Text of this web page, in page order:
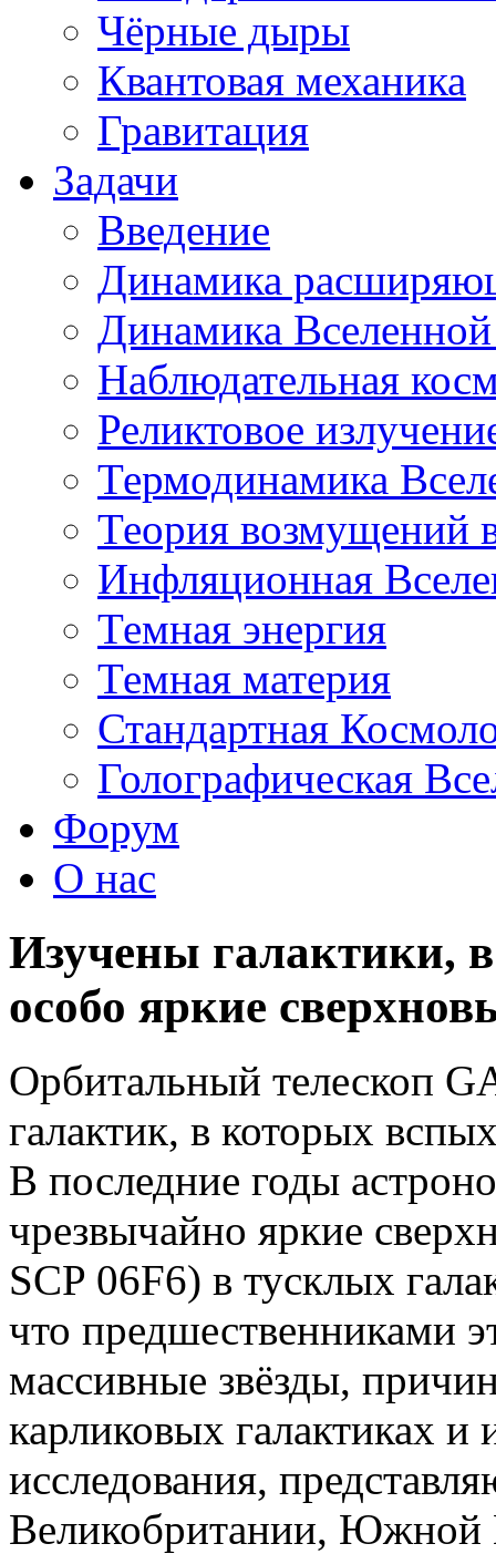
Чёрные дыры
Квантовая механика
Гравитация
Задачи
Введение
Динамика
Динамика
Наблюдательная
Реликтовое
Термодинамика
Теория возмущений
Инфляционная
Темная энергия
Темная материя
Стандартная
Голографическая
Форум
О нас
Изучены галактики,
особо яркие
Орбитальный телескоп
галактик, в которых
В последние годы
чрезвычайно яркие
SCP 06F6) в тусклых
что предшественниками
массивные звёзды,
карликовых галактиках и
исследования,
Великобритании, Южной